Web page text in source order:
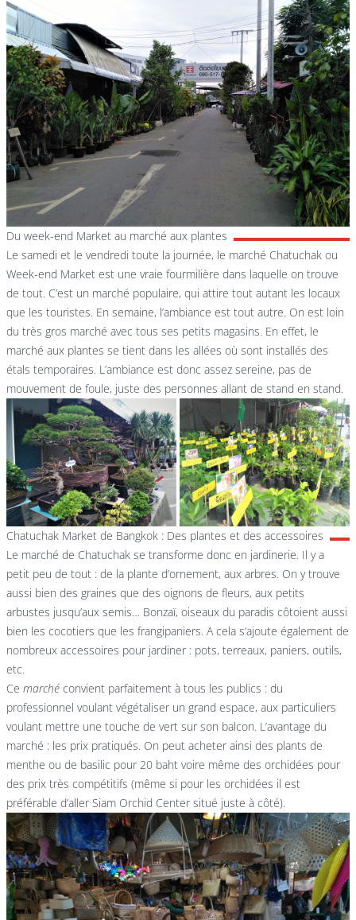
Du week-end Market au marché aux plantes
Le samedi et le vendredi toute la journée, le marché Chatuchak ou
Week-end Market est une vraie fourmilière dans laquelle on trouve
de tout. C’est un marché populaire, qui attire tout autant les locaux
que les touristes. En semaine, l’ambiance est tout autre. On est loin
du très gros marché avec tous ses petits magasins. En effet, le
marché aux plantes se tient dans les allées où sont installés des
étals temporaires. L’ambiance est donc assez sereine, pas de
mouvement de foule, juste des personnes allant de stand en stand.
Chatuchak Market de Bangkok : Des plantes et des accessoires
Le marché de Chatuchak se transforme donc en jardinerie. Il y a
petit peu de tout : de la plante d’ornement, aux arbres. On y trouve
aussi bien des graines que des oignons de fleurs, aux petits
arbustes jusqu’aux semis… Bonzaï, oiseaux du paradis côtoient aussi
bien les cocotiers que les frangipaniers. A cela s’ajoute également de
nombreux accessoires pour jardiner : pots, terreaux, paniers, outils,
etc.
Ce marché convient parfaitement à tous les publics : du
professionnel voulant végétaliser un grand espace, aux particuliers
voulant mettre une touche de vert sur son balcon. L’avantage du
marché : les prix pratiqués. On peut acheter ainsi des plants de
menthe ou de basilic pour 20 baht voire même des orchidées pour
des prix très compétitifs (même si pour les orchidées il est
préférable d’aller Siam Orchid Centersitué juste à côté).